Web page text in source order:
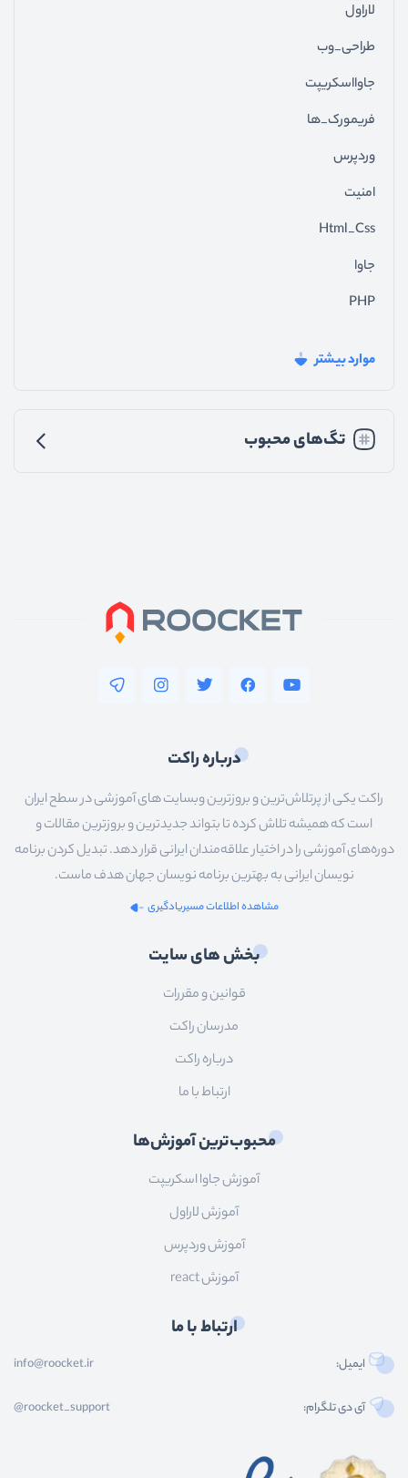
لاراول
طراحی_وب
جاوااسکریپت
فریمورک_ها
وردپرس
امنیت
Html_Css
جاوا
PHP
رابط_کاربری
شبکه
سخت_افزار
عمومی
موارد بیشتر
تگ‌های محبوب
درباره راکت
راکت یکی از پرتلاش‌ترین و بروزترین وبسایت های آموزشی در سطح ایران
است که همیشه تلاش کرده تا بتواند جدیدترین و بروزترین مقالات و
دوره‌های آموزشی را در اختیار علاقه‌مندان ایرانی قرار دهد. تبدیل کردن برنامه
نویسان ایرانی به بهترین برنامه نویسان جهان هدف ماست.
مشاهده اطلاعات مسیریادگیری
بخش های سایت
قوانین و مقررات
مدرسان راکت
درباره راکت
ارتباط با ما
محبوب‌ترین آموزش‌ها
آموزش جاوا اسکریپت
آموزش لاراول
آموزش وردپرس
آموزش react
ارتباط با ما
ایمیل: info@roocket.ir
آی دی تلگرام: @roocket_support